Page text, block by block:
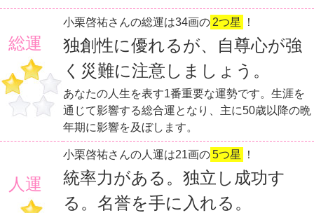
総運
小栗啓祐さんの総運は34画の 2つ星 ！
独創性に優れるが、自尊心が強
く災難に注意しましょう。
あなたの人生を表す1番重要な運勢です。生涯を
通じて影響する総合運となり、主に50歳以降の晩
年期に影響を及ぼします。
人運
小栗啓祐さんの人運は21画の5つ星 ！
統率力がある。独立し成功す
る。名誉を手に入れる。